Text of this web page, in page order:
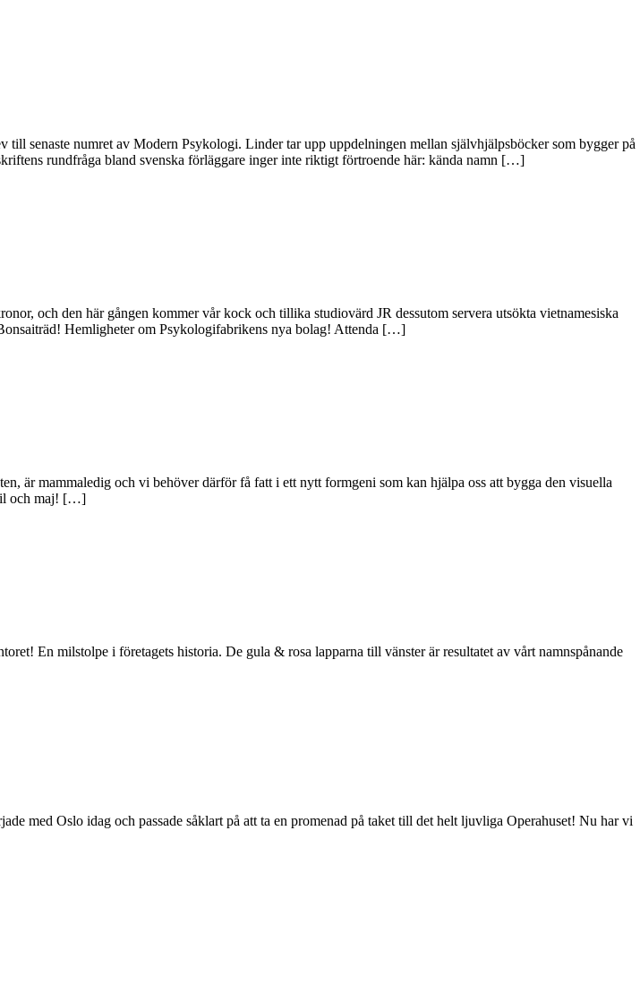
senaste numret av Modern Psykologi. Linder tar upp uppdelningen mellan självhjälpsböcker som bygger på
rundfråga bland svenska förläggare inger inte riktigt förtroende här: kända namn […]
och den här gången kommer vår kock och tillika studiovärd JR dessutom servera utsökta vietnamesiska
Hemligheter om Psykologifabrikens nya bolag! Attenda […]
är mammaledig och vi behöver därför få fatt i ett nytt formgeni som kan hjälpa oss att bygga den visuella
och maj! […]
En milstolpe i företagets historia. De gula & rosa lapparna till vänster är resultatet av vårt namnspånande
med Oslo idag och passade såklart på att ta en promenad på taket till det helt ljuvliga Operahuset! Nu har vi